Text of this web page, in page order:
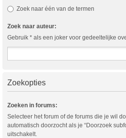
Zoek naar één van de termen
Zoek naar auteur:
Gebruik * als een joker voor gedeeltelijke
Zoekopties
Zoeken in forums:
Selecteer het forum of de forums die je wil
automatisch doorzocht als je “Doorzoek
uitschakelt.